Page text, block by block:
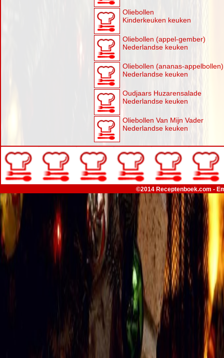
Oliebollen
Kinderkeuken keuken
Oliebollen (appel-gember)
Nederlandse keuken
Oliebollen (ananas-appelbollen)
Nederlandse keuken
Oudjaars Huzarensalade
Nederlandse keuken
Oliebollen Van Mijn Vader
Nederlandse keuken
©2014 Receptenboek.com -